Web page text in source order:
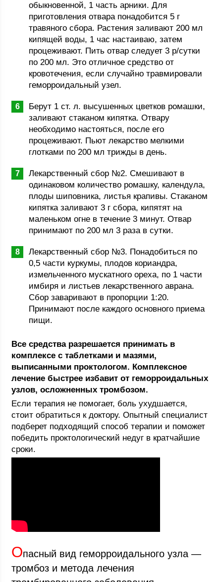
обыкновенной, 1 часть арники. Для
приготовления отвара понадобится 5 г
травяного сбора. Растения заливают 200 мл
кипящей воды, 1 час настаиваю, затем
процеживают. Пить отвар следует 3 р/сутки
по 200 мл. Это отличное средство от
кровотечения, если случайно травмировали
геморроидальный узел.
Берут 1 ст. л. высушенных цветков ромашки,
заливают стаканом кипятка. Отвару
необходимо настояться, после его
процеживают. Пьют лекарство мелкими
глотками по 200 мл трижды в день.
Лекарственный сбор №2. Смешивают в
одинаковом количество ромашку, календула,
плоды шиповника, листья крапивы. Стаканом
кипятка заливают 3 г сбора, кипятят на
маленьком огне в течение 3 минут. Отвар
принимают по 200 мл 3 раза в сутки.
Лекарственный сбор №3. Понадобиться по
0,5 части куркумы, плодов кориандра,
измельченного мускатного ореха, по 1 части
имбиря и листьев лекарственного аврана.
Сбор заваривают в пропорции 1:20.
Принимают после каждого основного приема
пищи.
Все средства разрешается принимать в
комплексе с таблетками и мазями,
выписанными проктологом. Комплексное
лечение быстрее избавит от геморроидальных
узлов, осложненных тромбозом.
Если терапия не помогает, боль ухудшается,
стоит обратиться к доктору. Опытный специалист
подберет подходящий способ терапии и поможет
победить проктологический недуг в кратчайшие
сроки.
Опасный вид геморроидального узла —
тромбоз и метода лечения